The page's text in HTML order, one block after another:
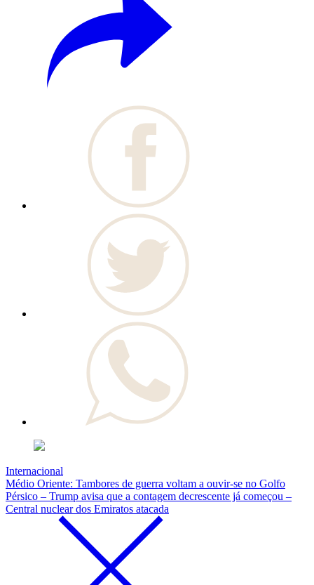
Internacional
Médio Oriente: Tambores de guerra voltam a ouvir-se no Golfo
Pérsico – Trump avisa que a contagem decrescente já começou –
Central nuclear dos Emiratos atacada